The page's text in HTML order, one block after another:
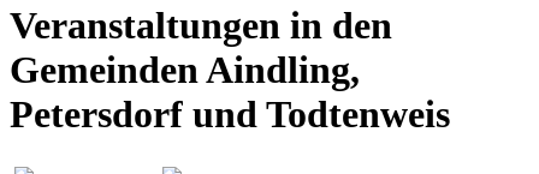
Veranstaltungen in den
Gemeinden Aindling,
Petersdorf und Todtenweis